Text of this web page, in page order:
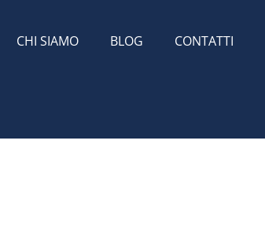
CHI SIAMO BLOG CONTATTI